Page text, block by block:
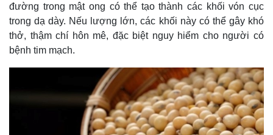
Thị trường
đường trong mật ong có thể tạo thành các khối vón cục
trong dạ dày. Nếu lượng lớn, các khối này có thể gây khó
thở, thậm chí hôn mê, đặc biệt nguy hiểm cho người có
bệnh tim mạch.